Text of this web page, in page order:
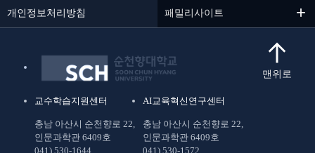
개인정보처리방침 패밀리사이트
교수학습지원센터
충남 아산시 순천향로 22,
인문과학관 6409호
041) 530-1644
AI교육혁신연구센터
충남 아산시 순천향로 22,
인문과학관 6409호
041) 530-1572
맨위로